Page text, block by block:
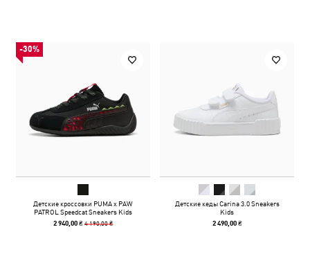
-30%
Детские кроссовки PUMA x PAW
PATROL Speedcat Sneakers Kids
2 940,00 ₴4 190,00 ₴
Детские кеды Carina 3.0 Sneakers
Kids
2 490,00 ₴